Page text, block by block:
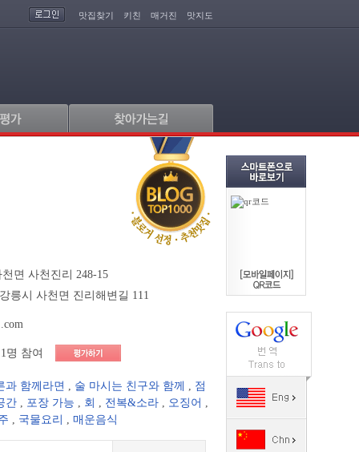
맛집찾기 키친 매거진 맛지도
면 사천진리 248-15
릉시 사천면 진리해변길 111
1명 참여
과 함께라면 , 술 마시는 친구와 함께 , 점
간 , 포장 가능 , 회 , 전복&소라 , 오징어 ,
, 국물요리 , 매운음식